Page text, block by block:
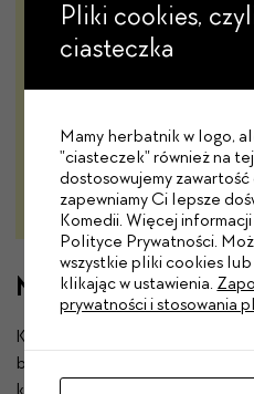
Nie jesteśmy tu dla
Knut jest pisarzem. Albo raczej
bowiem jedną znaną powieść 20
kojarzy go jednak jako autora
Pliki cookies,
ciasteczka
Mamy herbatnik w logo,
"ciasteczek" również na
dostosowujemy
zapewniamy Ci lepsze
Komedii. Więcej
Polityce Prywatności.
wszystkie pliki cookies
klikając w ustawienia.
prywatności i stosowania